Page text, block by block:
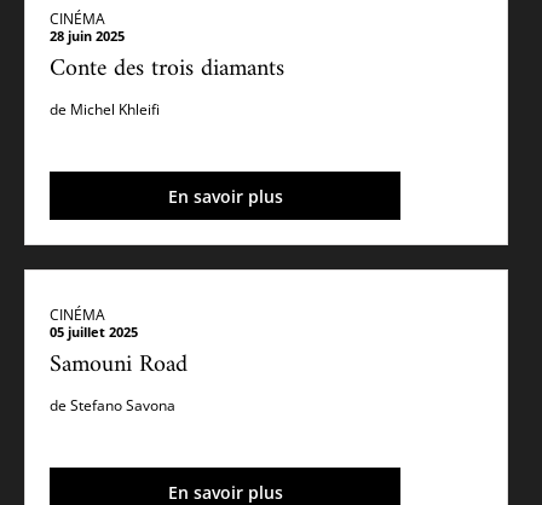
CINÉMA
28 juin 2025
Conte des trois diamants
de Michel Khleifi
En savoir plus
CINÉMA
05 juillet 2025
Samouni Road
de Stefano Savona
En savoir plus